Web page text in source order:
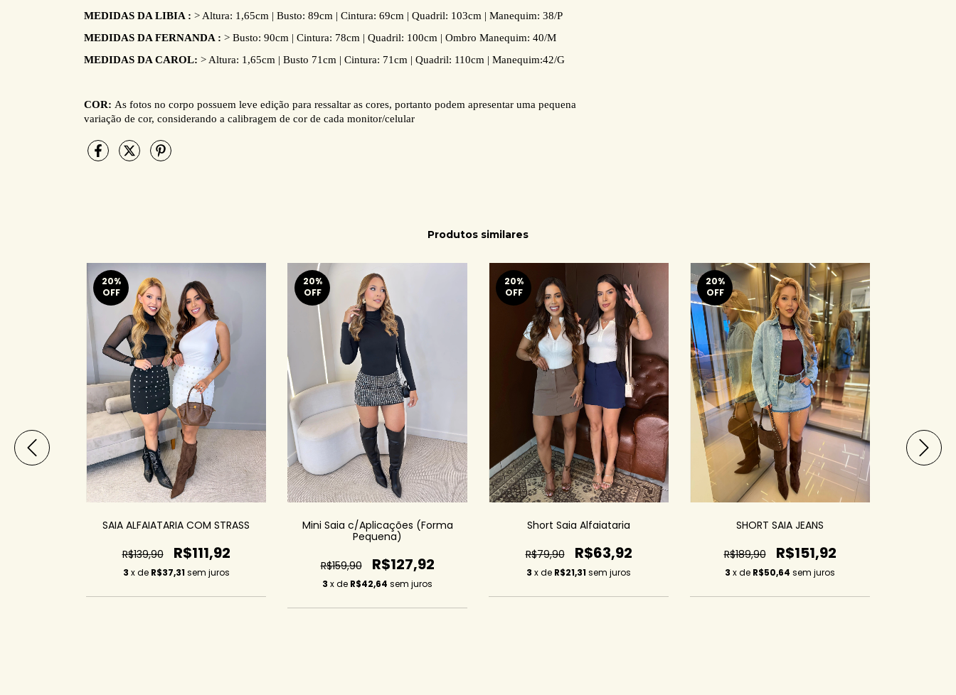
MEDIDAS DA LIBIA : > Altura: 1,65cm | Busto: 89cm | Cintura: 69cm | Quadril: 103cm | Manequim: 38/P
MEDIDAS DA FERNANDA : > Busto: 90cm | Cintura: 78cm | Quadril: 100cm | Ombro Manequim: 40/M
MEDIDAS DA CAROL: > Altura: 1,65cm | Busto 71cm | Cintura: 71cm | Quadril: 110cm | Manequim:42/G
COR: As fotos no corpo possuem leve edição para ressaltar as cores, portanto podem apresentar uma pequena
variação de cor, considerando a calibragem de cor de cada monitor/celular
Produtos similares
20%
OFF
SAIA ALFAIATARIA COM STRASS
R$139,90 R$111,92
3 x de R$37,31 sem juros
20%
OFF
Mini Saia c/Aplicações (Forma
Pequena)
R$159,90 R$127,92
3 x de R$42,64 sem juros
20%
OFF
Short Saia Alfaiataria
R$79,90 R$63,92
3 x de R$21,31sem juros
20%
OFF
SHORT SAIA JEANS
R$189,90 R$151,92
3 x de R$50,64 sem juros